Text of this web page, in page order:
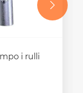
i rulli
